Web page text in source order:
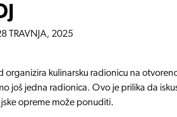
TRAVNJA, 2025
organizira kulinarsku radionicu na
još jedna radionica. Ovo je prilika da
opreme može ponuditi.